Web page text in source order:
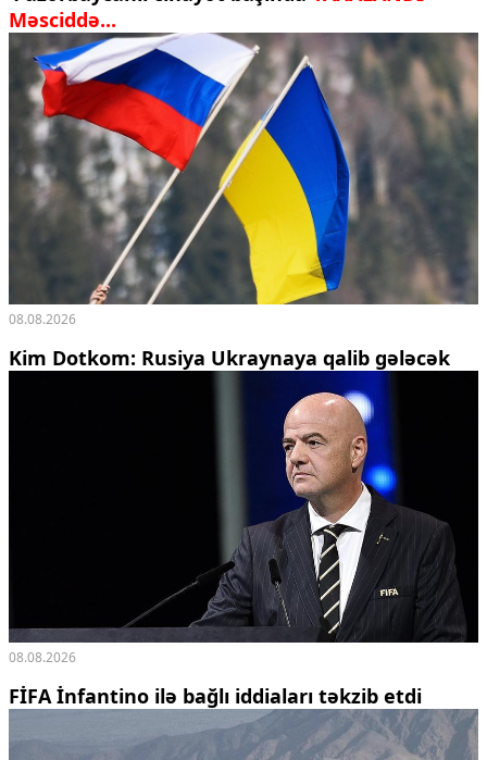
Ekologiya
Zəfər - 5
Gənclər və İdman
Media və QHT
Hadisə
Sağlamlıq
Sosium
Mənəvi dəyərlər
Texnologiya
Mətbuat-150
Əlaqə
Missiyamız
Məsciddə...
08.08.2026
Kim Dotkom: Rusiya Ukraynaya qalib gələcək
08.08.2026
FİFA İnfantino ilə bağlı iddiaları təkzib etdi